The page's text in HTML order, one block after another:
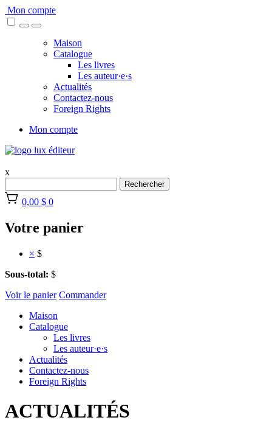
Skip
to
Mon compte
Maison
Catalogue
Les livres
Les auteur·e·s
Actualités
Contactez-nous
Foreign Rights
Mon compte
x
Rechercher
0,00 $ 0
Votre panier
× $
Sous-total: $
Voir le panier Commander
Maison
Catalogue
Les livres
Les auteur·e·s
Actualités
Contactez-nous
Foreign Rights
ACTUALITÉS